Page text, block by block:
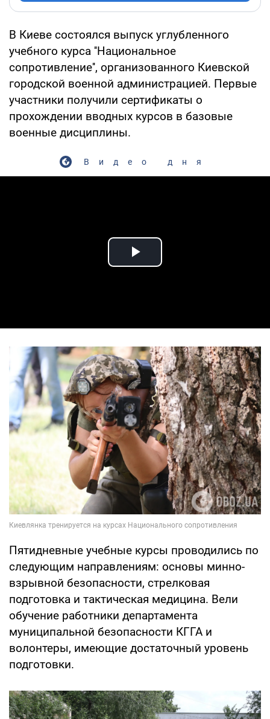
В Киеве состоялся выпуск углубленного
учебного курса ''Национальное
сопротивление'', организованного Киевской
городской военной администрацией. Первые
участники получили сертификаты о
прохождении вводных курсов в базовые
военные дисциплины.
Видео дня
Play Video
Пятидневные учебные курсы проводились по
следующим направлениям: основы минно-
взрывной безопасности, стрелковая
подготовка и тактическая медицина. Вели
обучение работники департамента
муниципальной безопасности КГГА и
волонтеры, имеющие достаточный уровень
подготовки.